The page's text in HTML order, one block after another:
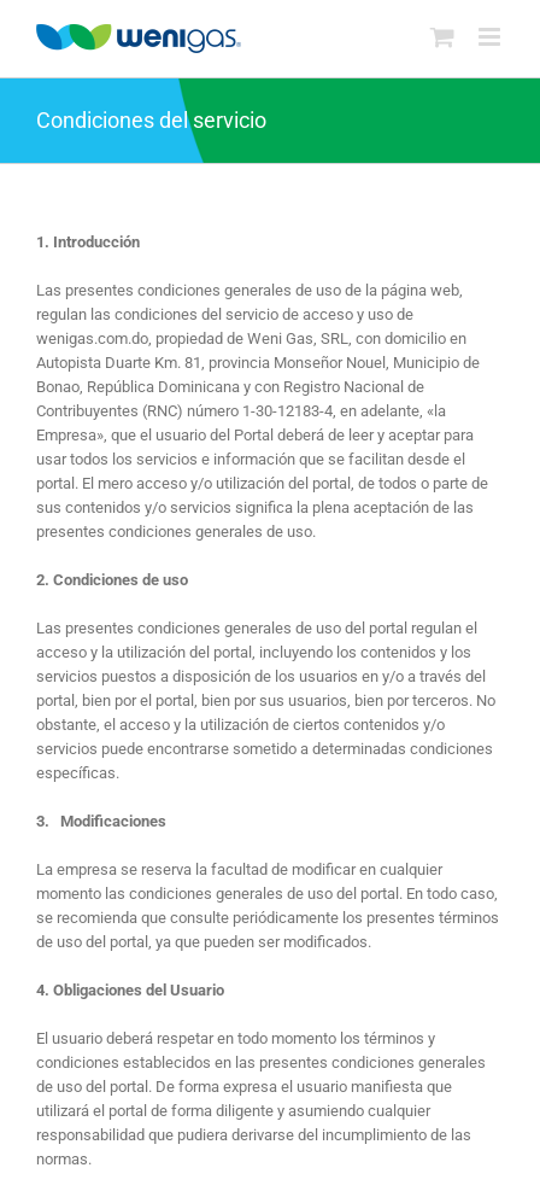
Condiciones del servicio
1. Introducción
Las presentes condiciones generales de uso de la página web,
regulan las condiciones del servicio de acceso y uso de
wenigas.com.do, propiedad de Weni Gas, SRL, con domicilio en
Autopista Duarte Km. 81, provincia Monseñor Nouel, Municipio de
Bonao, República Dominicana y con Registro Nacional de
Contribuyentes (RNC) número 1-30-12183-4, en adelante, «la
Empresa», que el usuario del Portal deberá de leer y aceptar para
usar todos los servicios e información que se facilitan desde el
portal. El mero acceso y/o utilización del portal, de todos o parte de
sus contenidos y/o servicios significa la plena aceptación de las
presentes condiciones generales de uso.
2. Condiciones de uso
Las presentes condiciones generales de uso del portal regulan el
acceso y la utilización del portal, incluyendo los contenidos y los
servicios puestos a disposición de los usuarios en y/o a través del
portal, bien por el portal, bien por sus usuarios, bien por terceros. No
obstante, el acceso y la utilización de ciertos contenidos y/o
servicios puede encontrarse sometido a determinadas condiciones
específicas.
3. Modificaciones
La empresa se reserva la facultad de modificar en cualquier
momento las condiciones generales de uso del portal. En todo caso,
se recomienda que consulte periódicamente los presentes términos
de uso del portal, ya que pueden ser modificados.
4. Obligaciones del Usuario
El usuario deberá respetar en todo momento los términos y
condiciones establecidos en las presentes condiciones generales
de uso del portal. De forma expresa el usuario manifiesta que
utilizará el portal de forma diligente y asumiendo cualquier
responsabilidad que pudiera derivarse del incumplimiento de las
normas.